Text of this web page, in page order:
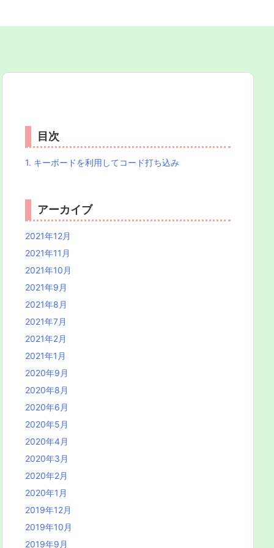
目次
1. キーボードを利用してコード打ち込み
アーカイブ
2021年12月
2021年11月
2021年10月
2021年9月
2021年8月
2021年7月
2021年2月
2021年1月
2020年9月
2020年8月
2020年6月
2020年5月
2020年4月
2020年3月
2020年2月
2020年1月
2019年12月
2019年10月
2019年9月